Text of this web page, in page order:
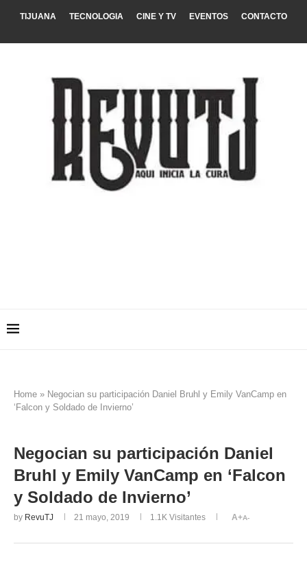
TIJUANA TECNOLOGIA CINE Y TV EVENTOS CONTACTO
Home » Negocian su participación Daniel Bruhl y Emily VanCamp en
‘Falcon y Soldado de Invierno’
Negocian su participación Daniel
Bruhl y Emily VanCamp en ‘Falcon
y Soldado de Invierno’
by RevuTJ 21 mayo, 2019 1.1K Visitantes A+A-